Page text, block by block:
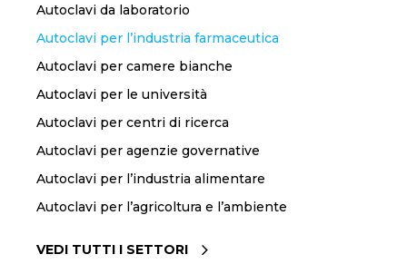
Autoclavi da laboratorio
Autoclavi per l’industria farmaceutica
Autoclavi per camere bianche
Autoclavi per le università
Autoclavi per centri di ricerca
Autoclavi per agenzie governative
Autoclavi per l’industria alimentare
Autoclavi per l’agricoltura e l’ambiente
VEDI TUTTI I SETTORI